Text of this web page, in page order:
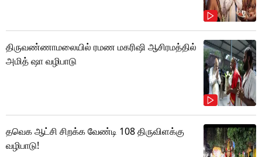
திருவண்ணாமலையில் ரமண மகரிஷி ஆசிரமத்தில்
அமித் ஷா வழிபாடு
தவெக ஆட்சி சிறக்க வேண்டி 108 திருவிளக்கு
வழிபாடு!